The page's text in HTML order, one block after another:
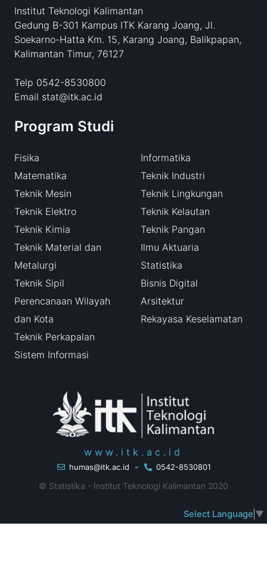
Institut Teknologi Kalimantan
Gedung B-301 Kampus ITK Karang Joang, Jl.
Soekarno-Hatta Km. 15, Karang Joang, Balikpapan,
Kalimantan Timur, 76127
Telp 0542-8530800
Email stat@itk.ac.id
Program Studi
Fisika
Matematika
Teknik Mesin
Teknik Elektro
Teknik Kimia
Teknik Material dan
Metalurgi
Teknik Sipil
Perencanaan Wilayah
dan Kota
Teknik Perkapalan
Sistem Informasi
Informatika
Teknik Industri
Teknik Lingkungan
Teknik Kelautan
Teknik Pangan
Ilmu Aktuaria
Statistika
Bisnis Digital
Arsitektur
Rekayasa Keselamatan
www.itk.ac.id
humas@itk.ac.id - 0542-8530801
© Statistika - Institut Teknologi Kalimantan 2020
Select Language ▼